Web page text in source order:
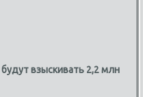
взыскивать 2,2 млн